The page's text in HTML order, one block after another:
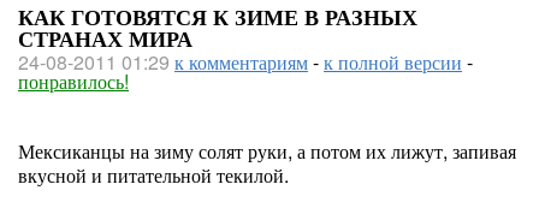
КАК ГОТОВЯТСЯ К ЗИМЕ В РАЗНЫХ
СТРАНАХ МИРА
24-08-2011 01:29 к комментариям-к полной версии -
понравилось!
Мексиканцы на зиму солят руки, а потом их лижут, запивая
вкусной и питательной текилой.